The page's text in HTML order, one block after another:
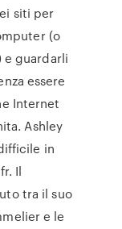
siti per
(o
e guardarli
essere
Internet
Ashley
in
Il
tra il suo
e le